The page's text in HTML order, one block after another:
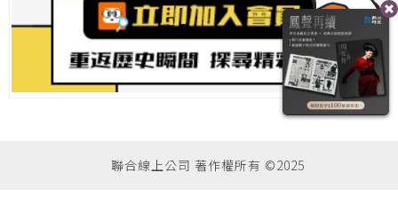
聯合線上公司 著作權所有 ©2025